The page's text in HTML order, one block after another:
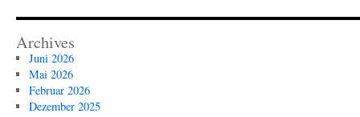
Archives
Juni 2026
Mai 2026
Februar 2026
Dezember 2025